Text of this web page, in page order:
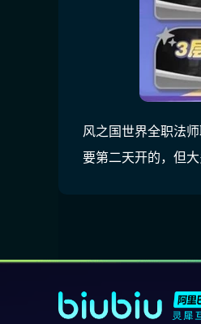
风之国世界全职法
要第二天开的，但